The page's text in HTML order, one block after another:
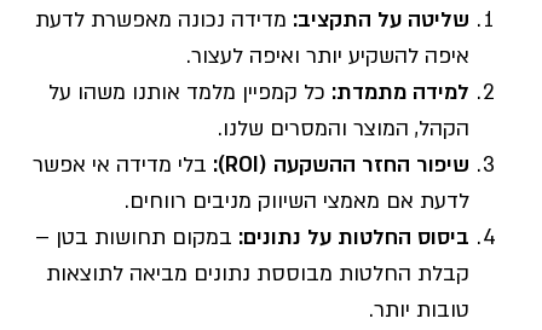
שליטה על התקציב: מדידה נכונה מאפשרת לדעת
איפה להשקיע יותר ואיפה לעצור.
למידה מתמדת: כל קמפיין מלמד אותנו משהו על
הקהל, המוצר והמסרים שלנו.
שיפור החזר ההשקעה (ROI):
בלי מדידה אי אפשר
לדעת אם מאמצי השיווק מניבים רווחים.
ביסוס החלטות על נתונים: במקום תחושות בטן –
קבלת החלטות מבוססת נתונים מביאה לתוצאות
טובות יותר.